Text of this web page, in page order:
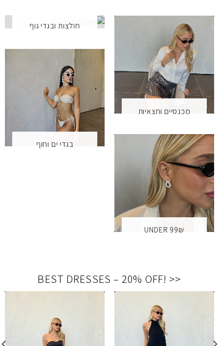
חולצות ובגדי גוף
מכנסיים וחצאיות
בגדי ים וחוף
UNDER 99₪
<<
!
BEST DRESSES – 20% OFF